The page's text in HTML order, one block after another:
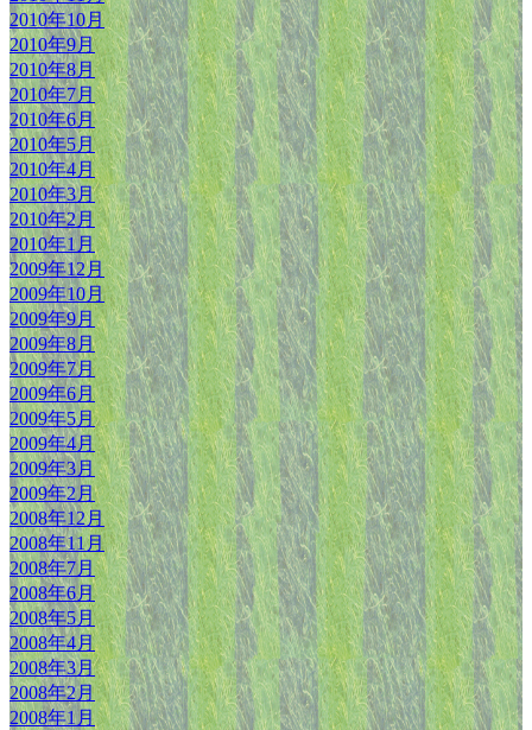
2010年10月
2010年9月
2010年8月
2010年7月
2010年6月
2010年5月
2010年4月
2010年3月
2010年2月
2010年1月
2009年12月
2009年10月
2009年9月
2009年8月
2009年7月
2009年6月
2009年5月
2009年4月
2009年3月
2009年2月
2008年12月
2008年11月
2008年7月
2008年6月
2008年5月
2008年4月
2008年3月
2008年2月
2008年1月